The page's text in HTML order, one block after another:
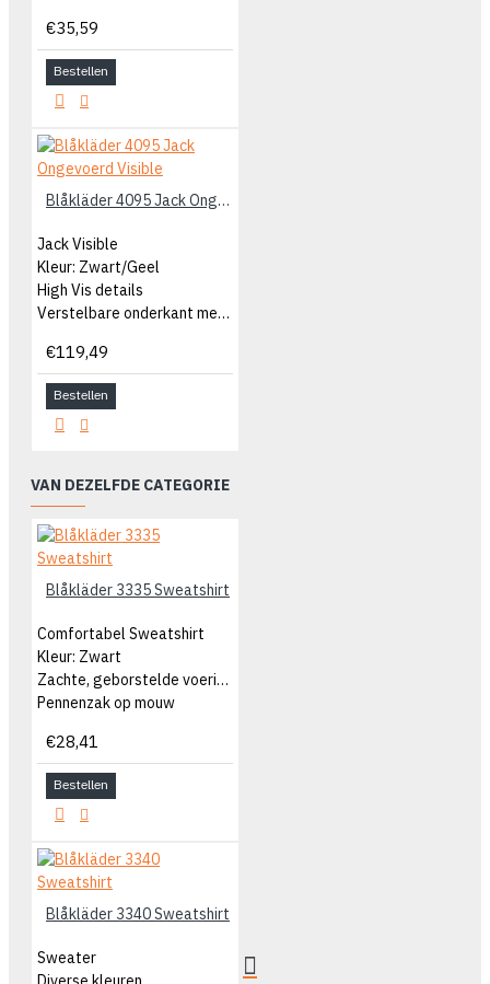
€35,59
Bestellen
Blåkläder 4095 Jack Ongevoerd Visible
Jack Visible
Kleur: Zwart/Geel
High Vis details
Verstelbare onderkant met knopen
€119,49
Bestellen
VAN DEZELFDE CATEGORIE
Blåkläder 3335 Sweatshirt
Comfortabel Sweatshirt
Kleur: Zwart
Zachte, geborstelde voering
Pennenzak op mouw
€28,41
Bestellen
Blåkläder 3340 Sweatshirt
Sweater